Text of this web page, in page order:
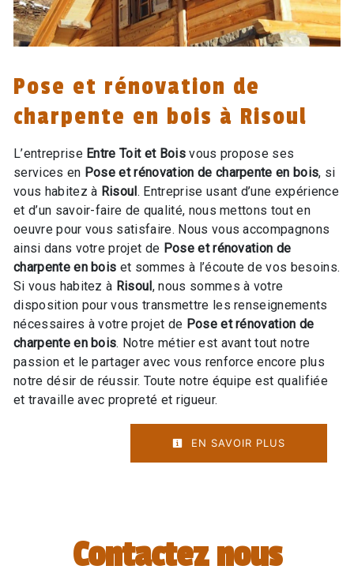
Pose et rénovation de
charpente en bois à Risoul
L’entreprise Entre Toit et Boisvous propose ses
services en Pose et rénovation de charpente en bois, si
vous habitez à Risoul. Entreprise usant d’une expérience
et d’un savoir-faire de qualité, nous mettons tout en
oeuvre pour vous satisfaire. Nous vous accompagnons
ainsi dans votre projet de Pose et rénovation de
charpente en bois et sommes à l’écoute de vos besoins.
Si vous habitez à Risoul, nous sommes à votre
disposition pour vous transmettre les renseignements
nécessaires à votre projet de Pose et rénovation de
charpente en bois. Notre métier est avant tout notre
passion et le partager avec vous renforce encore plus
notre désir de réussir. Toute notre équipe est qualifiée
et travaille avec propreté et rigueur.
EN SAVOIR PLUS
Contactez nous